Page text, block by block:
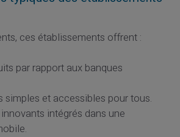
ces établissements offrent :
par rapport aux banques
simples et accessibles pour tous.
intégrés dans une